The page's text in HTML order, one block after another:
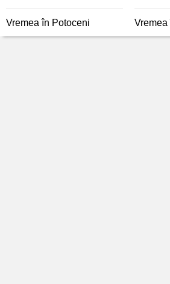
Vremea în Potoceni Vremea